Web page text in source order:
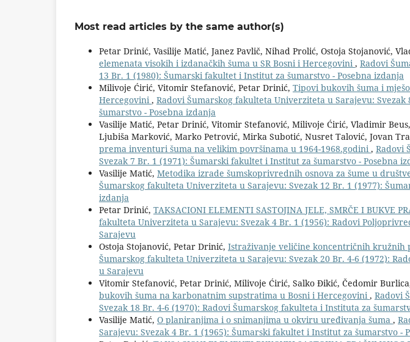
Most read articles by the same author(s)
Petar Drinić, Vasilije Matić, Janez Pavlič, Nihad Prolić, Ostoja Stojanović,
elemenata visokih i izdanačkih šuma u SR Bosni i Hercegovini, Radovi
13 Br. 1 (1980): Šumarski fakultet i Institut za šumarstvo - Posebna izdanja
Milivoje Ćirić, Vitomir Stefanović, Petar Drinić, Tipovi bukovih šuma i
Hercegovini, Radovi Šumarskog fakulteta Univerziteta u Sarajevu:
šumarstvo - Posebna izdanja
Vasilije Matić, Petar Drinić, Vitomir Stefanović, Milivoje Ćirić, Vladimir
Ljubiša Marković, Marko Petrović, Mirka Subotić, Nusret Talović, Jovan
prema inventuri šuma na velikim površinama u 1964-1968.godini, Radovi
Svezak 7 Br. 1 (1971): Šumarski fakultet i Institut za šumarstvo - Posebna
Vasilije Matić, Metodika izrade šumskoprivrednih osnova za šume u
Šumarskog fakulteta Univerziteta u Sarajevu: Svezak 12 Br. 1 (1977):
izdanja
Petar Drinić, TAKSACIONI ELEMENTI SASTOJINA JELE, SMRČE I BUKVE
fakulteta Univerziteta u Sarajevu: Svezak 4 Br. 1 (1956): Radovi
Sarajevu
Ostoja Stojanović, Petar Drinić, Istraživanje veličine koncentričnih kružnih
Šumarskog fakulteta Univerziteta u Sarajevu: Svezak 20 Br. 4-6 (1972):
u Sarajevu
Vitomir Stefanović, Petar Drinić, Milivoje Ćirić, Salko Đikić, Čedomir
bukovih šuma na karbonatnim supstratima u Bosni i Hercegovini, Radovi
Svezak 18 Br. 4-6 (1970): Radovi Šumarskog fakulteta i Instituta za
Vasilije Matić, O planiranjima i o snimanjima u okviru uređivanja šuma ,
Sarajevu: Svezak 4 Br. 1 (1965): Šumarski fakultet i Institut za šumarstvo -